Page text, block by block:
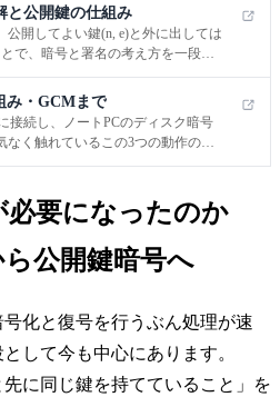
と公開鍵の仕組み
公開してよい鍵(n, e)と外に出しては
で、暗号と署名の考え方を一段進
数式から理解したい人、仕組みは知
昧な人に向けて、歴史的位置づけ
本につなげます。
み・GCMまで
接続し、ノートPCのディスク暗号
なく触れているこの3つの動作の奥
す。
必要になったのか
公開鍵暗号へ
化と復号を行うぶん処理が速
して今も中心にあります。
に同じ鍵を持てていること」を